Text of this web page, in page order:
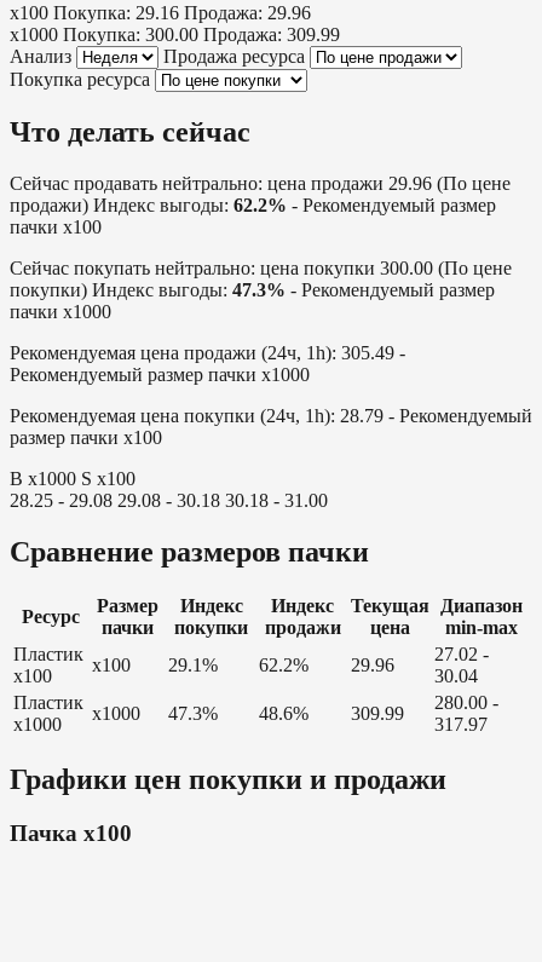
x100 Покупка: 29.16 Продажа: 29.96
x1000 Покупка: 300.00 Продажа: 309.99
Анализ
Продажа ресурса
Покупка ресурса
Что делать сейчас
Сейчас продавать нейтрально: цена продажи 29.96 (По цене
продажи) Индекс выгоды: 62.2% - Рекомендуемый размер
пачки x100
Сейчас покупать нейтрально: цена покупки 300.00 (По цене
покупки) Индекс выгоды: 47.3% - Рекомендуемый размер
пачки x1000
Рекомендуемая цена продажи (24ч, 1h): 305.49 -
Рекомендуемый размер пачки x1000
Рекомендуемая цена покупки (24ч, 1h): 28.79 - Рекомендуемый
размер пачки x100
B x1000 S x100
28.25 - 29.08 29.08 - 30.18 30.18 - 31.00
Сравнение размеров пачки
Ресурс
Размер
пачки
Индекс
покупки
Индекс
продажи
Текущая
цена
Диапазон
min-max
Пластик
х100
x100 29.1% 62.2% 29.96
27.02 -
30.04
Пластик
х1000
x1000 47.3% 48.6% 309.99
280.00 -
317.97
Графики цен покупки и продажи
Пачка x100